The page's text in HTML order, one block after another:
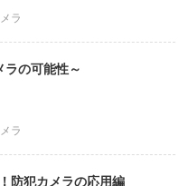
ラ
ラの可能性～
ラ
防犯カメラの応用編